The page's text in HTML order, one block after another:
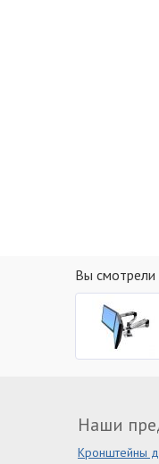
Вы смотрели
Наши
Кронштейны